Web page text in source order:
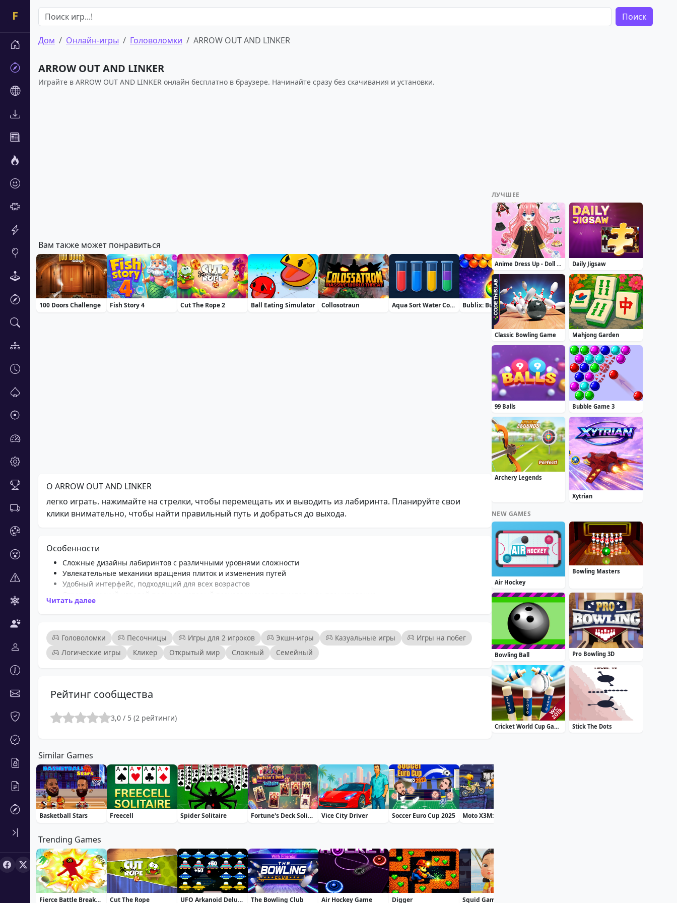
Поиск
Дом Онлайн-игры Головоломки ARROW OUT AND LINKER
Играть сейчас
ARROW OUT AND LINKER
Играйте в ARROW OUT AND LINKER онлайн бесплатно в браузере. Начинайте сразу без скачивания и установки.
Вам также может понравиться
100 Doors Challenge Fish Story 4 Cut The Rope 2 Ball Eating Simulator Collosotraun Aqua Sort Water Color Puzzle Bublix: Bubble Hit Airport Security Zuma Boom
О ARROW OUT AND LINKER
легко играть. нажимайте на стрелки, чтобы перемещать их и выводить из лабиринта. Планируйте свои
клики внимательно, чтобы найти правильный путь и добраться до выхода.
Особенности
Сложные дизайны лабиринтов с различными уровнями сложности
Увлекательные механики вращения плиток и изменения путей
Удобный интерфейс, подходящий для всех возрастов
Стратегический игровой процесс, который вознаграждает за тщательное планирование
Десятки сложных головоломок для решения
Визуально привлекательная графика и плавная анимация
Читать далее
Головоломки Песочницы Игры для 2 игроков Экшн-игры Казуальные игры
Игры на побег
Логические игры
Кликер Открытый мир Сложный Семейный
Рейтинг сообщества
3,0 / 5 (2 рейтинги)
Similar Games
Basketball Stars Freecell Spider Solitaire Fortune's Deck Solitaire Vice City Driver Soccer Euro Cup 2025
Trending Games
Fierce Battle Breakout Cut The Rope UFO Arkanoid Deluxe The Bowling Club Air Hockey Game Digger Squid Game Jigsaw
ЛУЧШЕЕ
Anime Dress Up - Doll Dress Up Daily Jigsaw
Classic Bowling Game Mahjong Garden
99 Balls Bubble Game 3
Archery Legends
Xytrian
NEW GAMES
Air Hockey
Bowling Masters
Bowling Ball Pro Bowling 3D
Cricket World Cup Game 2019 Mini Ground Cricke Stick The Dots